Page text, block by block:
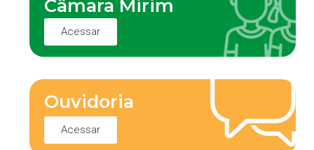
Câmara Mirim
Acessar
Ouvidoria
Acessar